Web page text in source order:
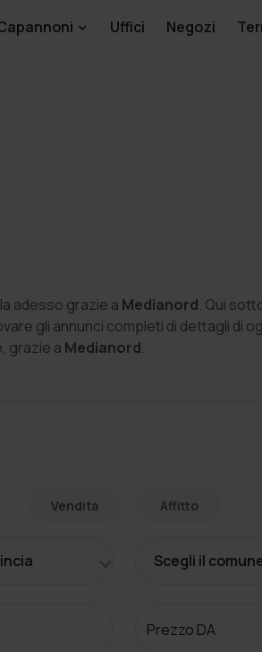
Uffici Negozi
adesso grazie a Medianord. Qui
gli annunci completi di dettagli
grazie a Medianord.
Vendita Affitto
Scegli il
Prezzo DA